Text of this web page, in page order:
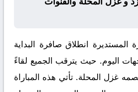
انطلاق صافرة البداية
اليوم. حيث يترقب الجميع لقاءً
غزل المحلة. تأتي هذه المباراة